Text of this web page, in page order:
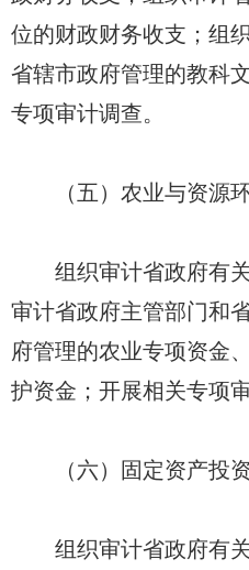
位的财政财务收支；组
省辖市政府管理的教科
专项审计调查。
（五）农业与资源环
组织审计省政府有关
审计省政府主管部门和
府管理的农业专项资金
护资金；开展相关专项
（六）固定资产投资
组织审计省政府有关